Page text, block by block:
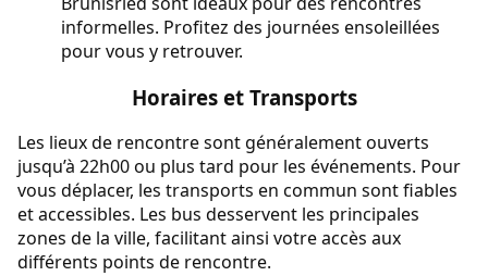
informelles. Profitez des journées ensoleillées
pour vous y retrouver.
Horaires et Transports
Les lieux de rencontre sont généralement ouverts
jusqu’à 22h00 ou plus tard pour les événements. Pour
vous déplacer, les transports en commun sont fiables
et accessibles. Les bus desservent les principales
zones de la ville, facilitant ainsi votre accès aux
différents points de rencontre.